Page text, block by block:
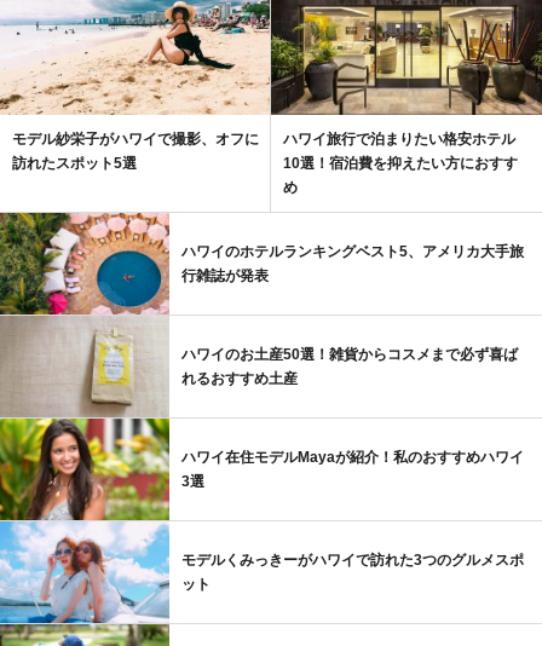
モデル紗栄子がハワイで撮影、オフに
訪れたスポット5選
ハワイ旅行で泊まりたい格安ホテル
10選！宿泊費を抑えたい方におすす
め
ハワイのホテルランキングベスト5、アメリカ大手旅
行雑誌が発表
ハワイのお土産50選！雑貨からコスメまで必ず喜ば
れるおすすめ土産
ハワイ在住モデルMayaが紹介！私のおすすめハワイ
3選
モデルくみっきーがハワイで訪れた3つのグルメスポ
ット